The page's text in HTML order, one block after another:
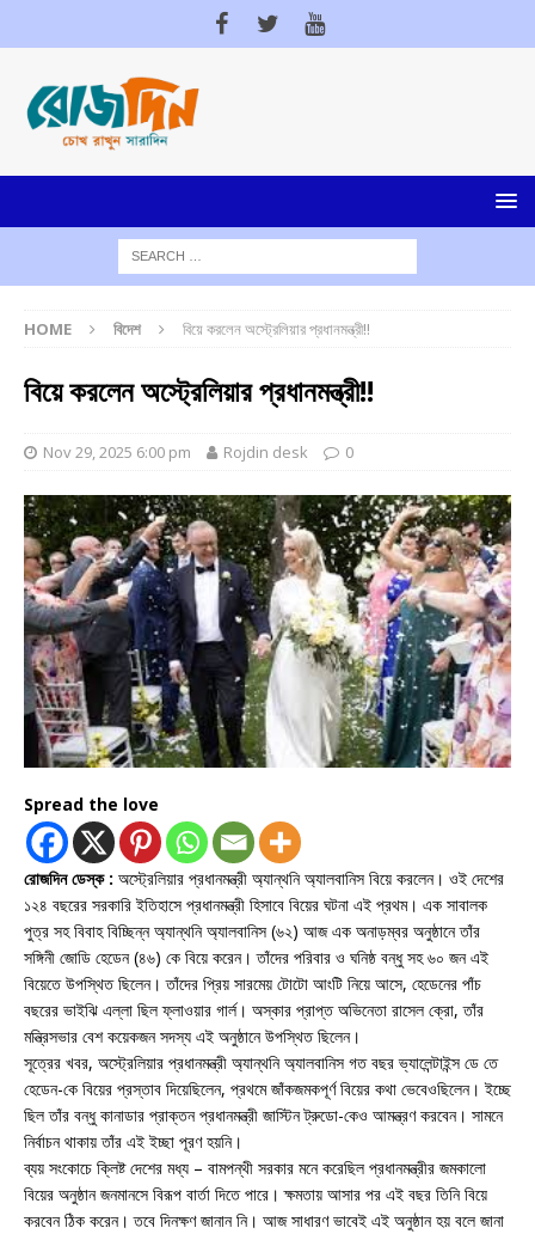
HOME বিদেশ বিয়ে করলেন অস্ট্রেলিয়ার প্রধানমন্ত্রী!!
বিয়ে করলেন অস্ট্রেলিয়ার প্রধানমন্ত্রী!!
Nov 29, 2025 6:00 pm Rojdin desk 0
Spread the love
রোজদিন ডেস্ক : অস্ট্রেলিয়ার প্রধানমন্ত্রী অ্যান্থনি অ্যালবানিস বিয়ে করলেন। ওই দেশের
১২৪ বছরের সরকারি ইতিহাসে প্রধানমন্ত্রী হিসাবে বিয়ের ঘটনা এই প্রথম। এক সাবালক
পুত্র সহ বিবাহ বিচ্ছিন্ন অ্যান্থনি অ্যালবানিস (৬২) আজ এক অনাড়ম্বর অনুষ্ঠানে তাঁর
সঙ্গিনী জোডি হেডেন (৪৬) কে বিয়ে করেন। তাঁদের পরিবার ও ঘনিষ্ঠ বন্ধু সহ ৬০ জন এই
বিয়েতে উপস্থিত ছিলেন। তাঁদের প্রিয় সারমেয় টোটো আংটি নিয়ে আসে, হেডেনের পাঁচ
বছরের ভাইঝি এল্লা ছিল ফ্লাওয়ার গার্ল। অস্কার প্রাপ্ত অভিনেতা রাসেল ক্রো, তাঁর
মন্ত্রিসভার বেশ কয়েকজন সদস্য এই অনুষ্ঠানে উপস্থিত ছিলেন।
সূত্রের খবর, অস্ট্রেলিয়ার প্রধানমন্ত্রী অ্যান্থনি অ্যালবানিস গত বছর ভ্যালেন্টাইন্স ডে তে
হেডেন-কে বিয়ের প্রস্তাব দিয়েছিলেন, প্রথমে জাঁকজমকপূর্ণ বিয়ের কথা ভেবেওছিলেন। ইচ্ছে
ছিল তাঁর বন্ধু কানাডার প্রাক্তন প্রধানমন্ত্রী জাস্টিন ট্রুডো-কেও আমন্ত্রণ করবেন। সামনে
নির্বাচন থাকায় তাঁর এই ইচ্ছা পূরণ হয়নি।
ব্যয় সংকোচে ক্লিষ্ট দেশের মধ্য – বামপন্থী সরকার মনে করেছিল প্রধানমন্ত্রীর জমকালো
বিয়ের অনুষ্ঠান জনমানসে বিরূপ বার্তা দিতে পারে। ক্ষমতায় আসার পর এই বছর তিনি বিয়ে
করবেন ঠিক করেন। তবে দিনক্ষণ জানান নি। আজ সাধারণ ভাবেই এই অনুষ্ঠান হয় বলে জানা